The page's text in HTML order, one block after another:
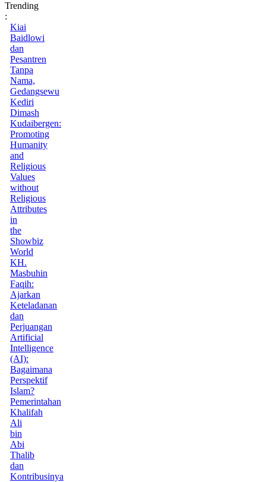
Trending
:
Kiai
Baidlowi
dan
Pesantren
Tanpa
Nama,
Gedangsewu
Kediri
Dimash
Kudaibergen:
Promoting
Humanity
and
Religious
Values
without
Religious
Attributes
in
the
Showbiz
World
KH.
Masbuhin
Faqih:
Ajarkan
Keteladanan
dan
Perjuangan
Artificial
Intelligence
(AI):
Bagaimana
Perspektif
Islam?
Pemerintahan
Khalifah
Ali
bin
Abi
Thalib
dan
Kontribusinya